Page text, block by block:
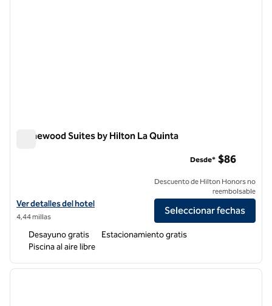
Homewood Suites by Hilton La Quinta
Ver detalles del hotel Homewood Suites by Hilton La Quinta
Ver detalles del hotel
4,44 millas
Desde* $86
Descuento de Hilton Honors no
reembolsable
Seleccionar fechas
Desayuno gratis
Estacionamiento gratis
Piscina al aire libre
1 de 12